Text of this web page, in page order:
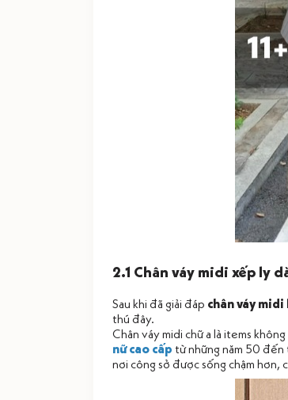
2.1 Chân váy midi xếp ly
Sau khi đã giải đáp chân váy midi
thú đây.
Chân váy midi chữ a là items
nữ cao cấp từ những năm 50 đến
nơi công sở được sống chậm hơn,